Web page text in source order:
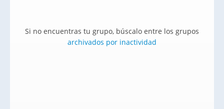
Si no encuentras tu grupo, búscalo entre los grupos
archivados por inactividad